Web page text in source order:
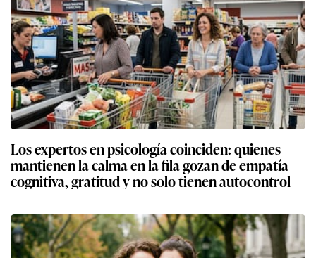
Los expertos en psicología coinciden: quienes
mantienen la calma en la fila gozan de empatía
cognitiva, gratitud y no solo tienen autocontrol